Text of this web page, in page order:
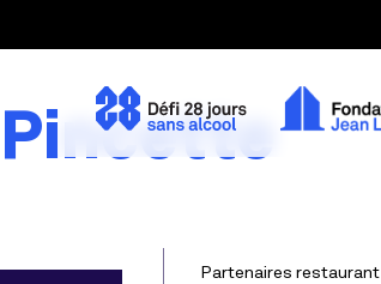
Pincette
Partenaires restaurant